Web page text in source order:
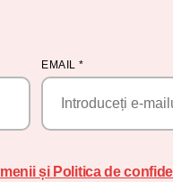
EMAIL*
și Politica de